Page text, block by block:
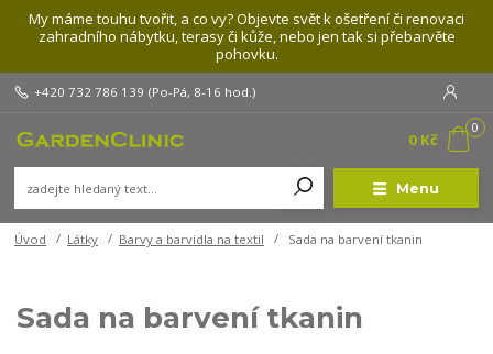
My máme touhu tvořit, a co vy? Objevte svět k ošetření či renovaci
zahradního nábytku, terasy či kůže, nebo jen tak si přebarvěte
pohovku.
Menu
+420 732 786 139 (Po-Pá, 8-16 hod.)
0
0 Kč
Úvod Látky Barvy a barvidla na textil Sada na barvení tkanin
Sada na barvení tkanin